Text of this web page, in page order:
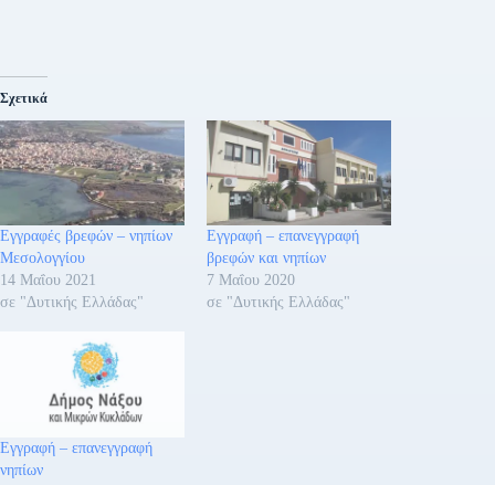
Σχετικά
Εγγραφές βρεφών – νηπίων
Μεσολογγίου
14 Μαΐου 2021
σε "Δυτικής Ελλάδας"
Εγγραφή – επανεγγραφή
βρεφών και νηπίων
7 Μαΐου 2020
σε "Δυτικής Ελλάδας"
Εγγραφή – επανεγγραφή
νηπίων